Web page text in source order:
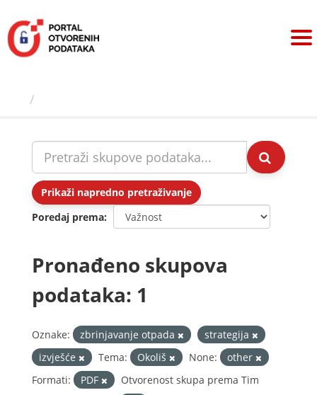
sadržaj
Prikaži napredno pretraživanje
Poredaj prema
Pronađeno skupova
podataka: 1
Oznake: zbrinjavanje otpada
strategija
izvješće
Tema: Okoliš None:
other
Formati:
PDF
Otvorenost skupa prema Tim